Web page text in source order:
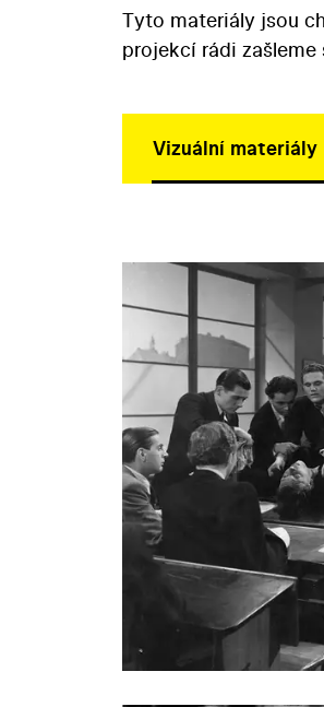
Tyto materiály jsou
projekcí rádi
Vizuální materiály